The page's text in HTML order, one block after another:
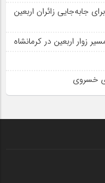
جابه‌جایی زائران اربعین
خسروی